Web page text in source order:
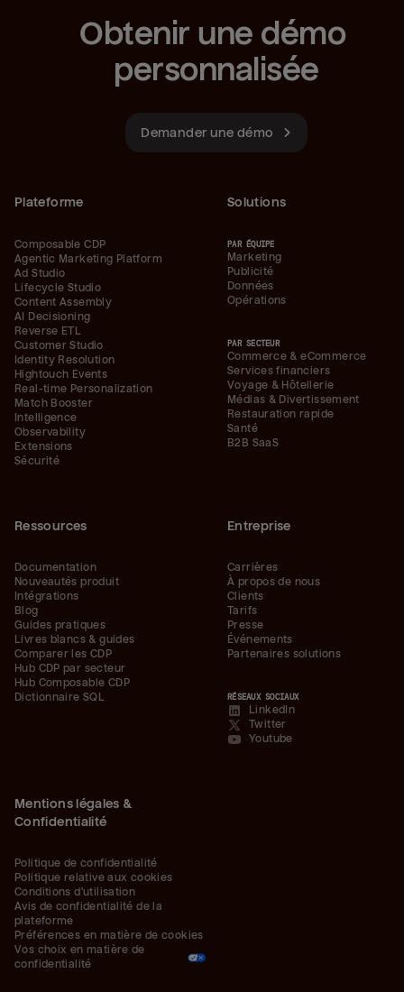
Obtenir une démo
personnalisée
Demander une démo
Plateforme
Composable CDP
Agentic Marketing Platform
Ad Studio
Lifecycle Studio
Content Assembly
AI Decisioning
Reverse ETL
Customer Studio
Identity Resolution
Hightouch Events
Real-time Personalization
Match Booster
Intelligence
Observability
Extensions
Sécurité
Solutions
PAR ÉQUIPE
Marketing
Publicité
Données
Opérations
PAR SECTEUR
Commerce & eCommerce
Services financiers
Voyage & Hôtellerie
Médias & Divertissement
Restauration rapide
Santé
B2B SaaS
Ressources
Documentation
Nouveautés produit
Intégrations
Blog
Guides pratiques
Livres blancs & guides
Comparer les CDP
Hub CDP par secteur
Hub Composable CDP
Dictionnaire SQL
Entreprise
Carrières
À propos de nous
Clients
Tarifs
Presse
Événements
Partenaires solutions
RÉSEAUX SOCIAUX
LinkedIn
Twitter
Youtube
Mentions légales &
Confidentialité
Politique de confidentialité
Politique relative aux cookies
Conditions d'utilisation
Avis de confidentialité de la
plateforme
Préférences en matière de cookies
Vos choix en matière de
confidentialité